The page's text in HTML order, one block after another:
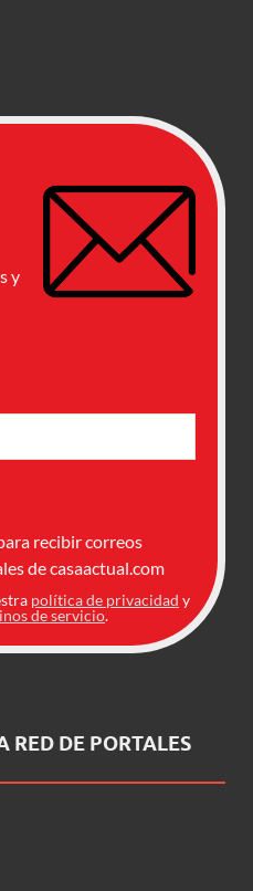
y
recibir correos
de casaactual.com
política de privacidad y
de servicio.
RED DE PORTALES